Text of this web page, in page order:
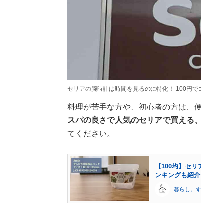
セリアの腕時計は時間を見るのに特化！ 100円で
料理が苦手な方や、初心者の方は、
スパの良さで人気のセリアで買える
てください。
【100均】セ
ンキングも紹介
暮らし。